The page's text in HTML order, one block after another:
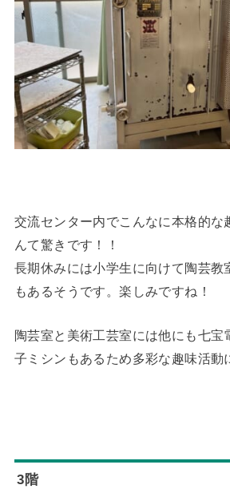
交流センター内でこんなに本格的な
んて驚きです！！
長期休みには小学生に向けて陶芸教
もあるそうです。楽しみですね！
陶芸室と美術工芸室には他にも七宝
子ミシンもあるため多彩な趣味活動
3階